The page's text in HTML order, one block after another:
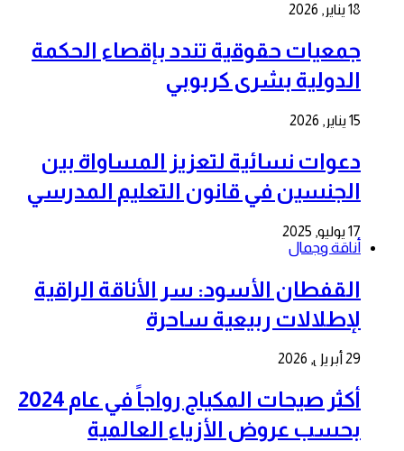
18 يناير, 2026
جمعيات حقوقية تندد بإقصاء الحكمة
الدولية بشرى كربوبي
15 يناير, 2026
دعوات نسائية لتعزيز المساواة بين
الجنسين في قانون التعليم المدرسي
17 يوليو, 2025
أناقة وجمال
القفطان الأسود: سر الأناقة الراقية
لإطلالات ربيعية ساحرة
29 أبريل, 2026
أكثر صيحات المكياج رواجاً في عام 2024
بحسب عروض الأزياء العالمية